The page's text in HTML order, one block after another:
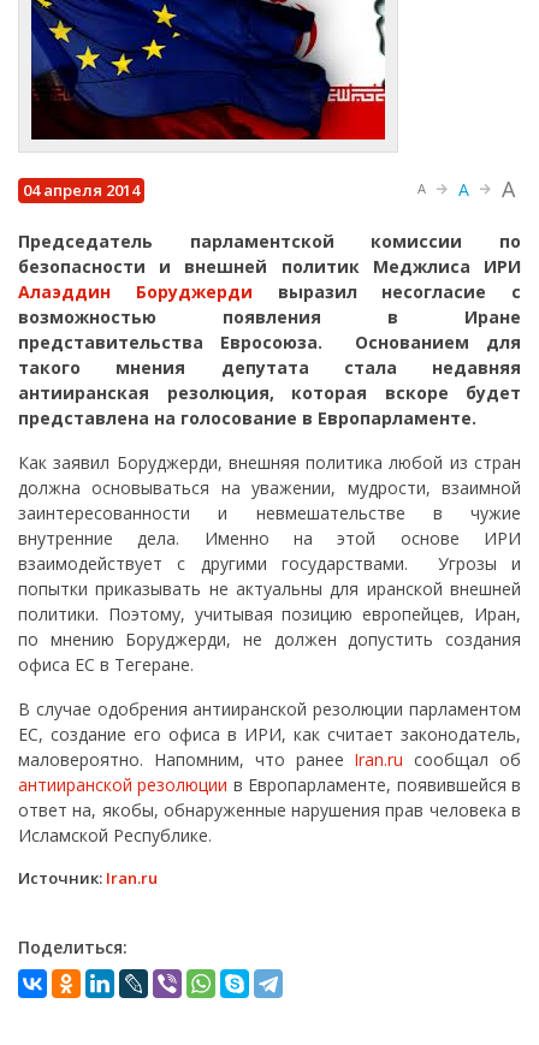
04 апреля 2014 A A A
Председатель парламентской комиссии по
безопасности и внешней политик Меджлиса ИРИ
Алаэддин Боруджерди выразил несогласие с
возможностью появления в Иране
представительства Евросоюза. Основанием для
такого мнения депутата стала недавняя
антииранская резолюция, которая вскоре будет
представлена на голосование в Европарламенте.
Как заявил Боруджерди, внешняя политика любой из стран
должна основываться на уважении, мудрости, взаимной
заинтересованности и невмешательстве в чужие
внутренние дела. Именно на этой основе ИРИ
взаимодействует с другими государствами. Угрозы и
попытки приказывать не актуальны для иранской внешней
политики. Поэтому, учитывая позицию европейцев, Иран,
по мнению Боруджерди, не должен допустить создания
офиса ЕС в Тегеране.
В случае одобрения антииранской резолюции парламентом
ЕС, создание его офиса в ИРИ, как считает законодатель,
маловероятно. Напомним, что ранее Iran.ru сообщал об
антииранской резолюции в Европарламенте, появившейся в
ответ на, якобы, обнаруженные нарушения прав человека в
Исламской Республике.
Источник: Iran.ru
Поделиться: